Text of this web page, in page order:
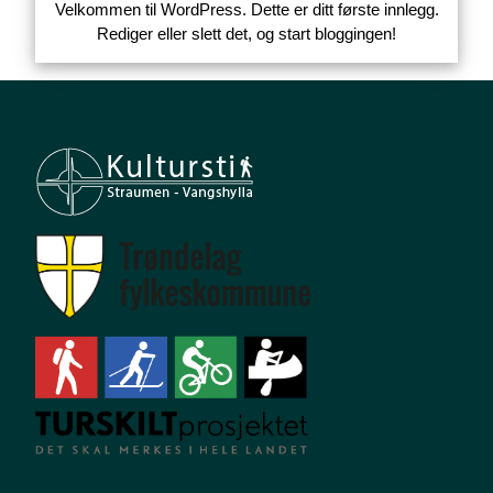
Velkommen til WordPress. Dette er ditt første innlegg.
Rediger eller slett det, og start bloggingen!